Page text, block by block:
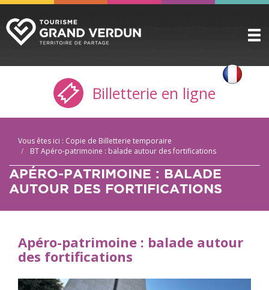
DÉCOUVRIR
A VOIR / A FAIRE
INFOS PRATIQUES
SERVICE GROUPES
BILLETTERIE
Billetterie en ligne
Vous êtes ici : Copie de Billetterie temporaire
BT Apéro-patrimoine : balade autour des fortifications
APÉRO-PATRIMOINE : BALADE
AUTOUR DES FORTIFICATIONS
Apéro-patrimoine : balade autour
des fortifications